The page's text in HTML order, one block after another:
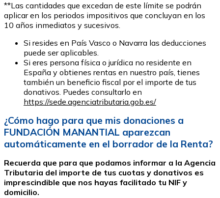
**Las cantidades que excedan de este límite se podrán
aplicar en los periodos impositivos que concluyan en los
10 años inmediatos y sucesivos.
Si resides en País Vasco o Navarra las deducciones
puede ser aplicables.
Si eres persona física o jurídica no residente en
España y obtienes rentas en nuestro país, tienes
también un beneficio fiscal por el importe de tus
donativos. Puedes consultarlo en
https://sede.agenciatributaria.gob.es/
¿Cómo hago para que mis donaciones a
FUNDACIÓN MANANTIAL aparezcan
automáticamente en el borrador de la Renta?
Recuerda que para que podamos informar a la Agencia
Tributaria del importe de tus cuotas y donativos es
imprescindible que nos hayas facilitado tu NIF y
domicilio.